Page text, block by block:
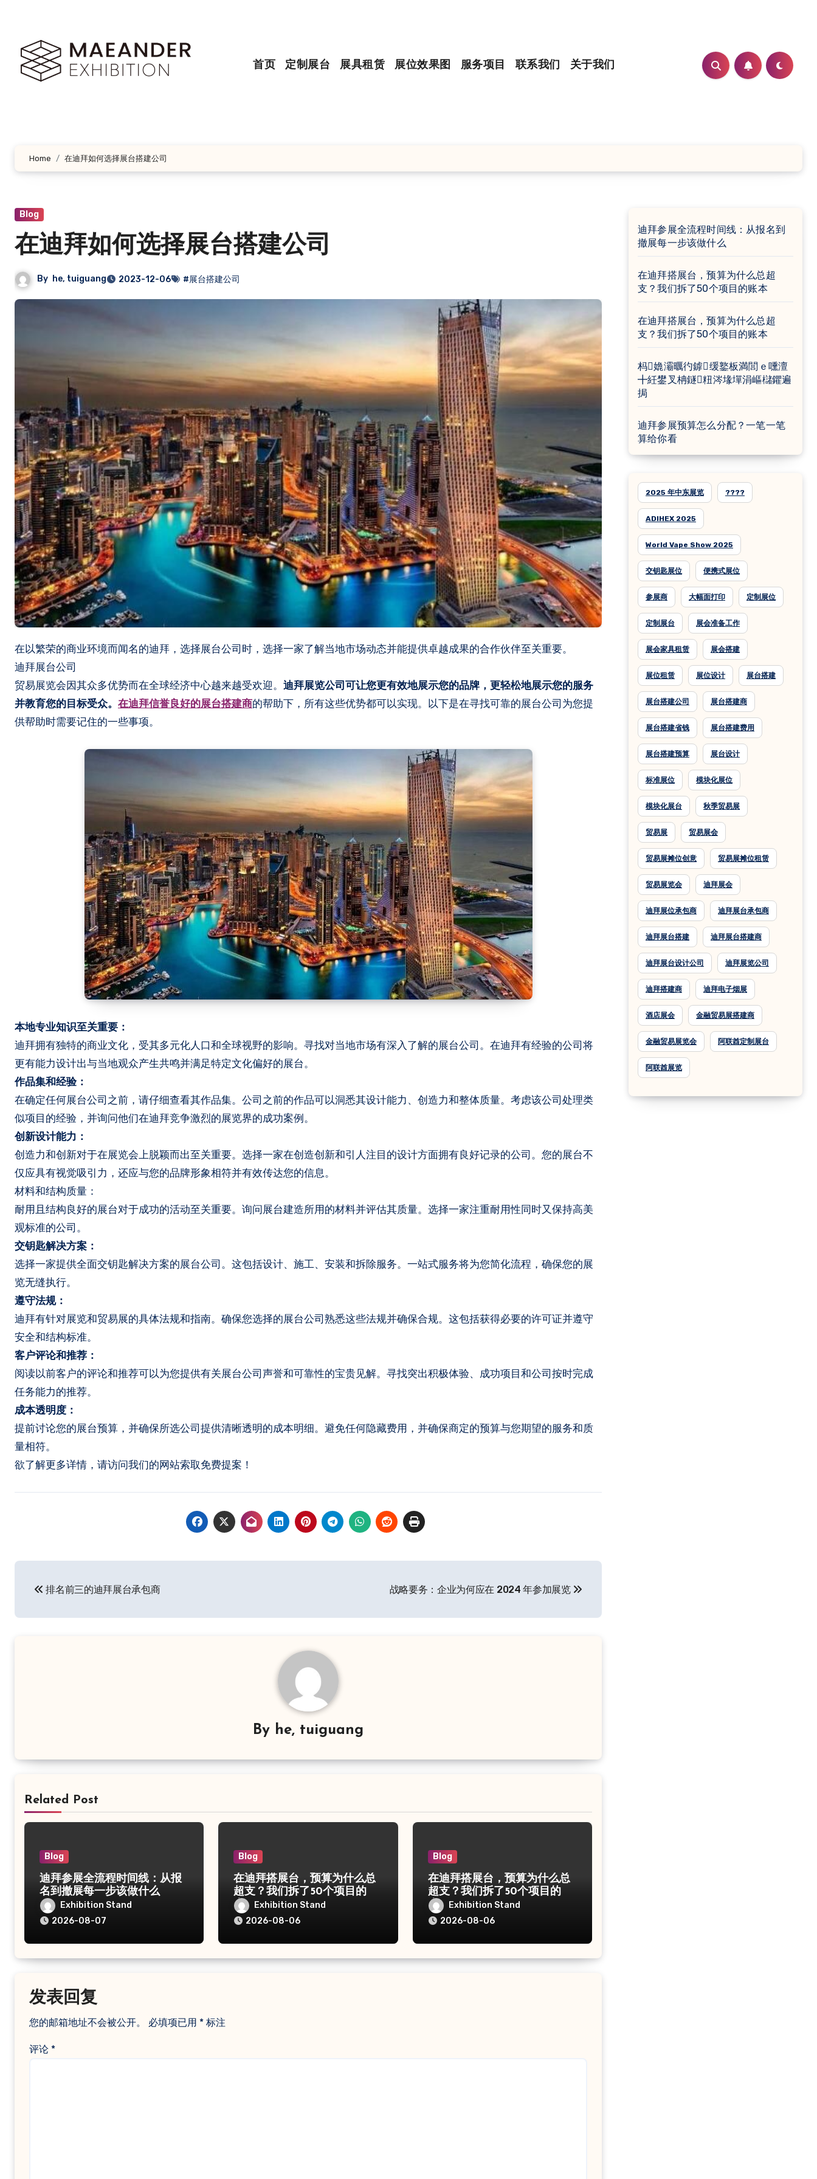
首页 定制展台 展具租赁 展位效果图 服务项目 联系我们 关于我们
Home 在迪拜如何选择展台搭建公司
Blog
在迪拜如何选择展台搭建公司
By he, tuiguang 2023-12-06 #展台搭建公司
在以繁荣的商业环境而闻名的迪拜，选择展台公司时，选择一家了解当地市场动态并能提供卓越成果的合作伙伴至关重要。
迪拜展台公司
贸易展览会因其众多优势而在全球经济中心越来越受欢迎。 迪拜展览公司可让您更有效地展示您的品牌，更轻松地展示您的服务
并教育您的目标受众。 在迪拜信誉良好的展台搭建商的帮助下，所有这些优势都可以实现。以下是在寻找可靠的展台公司为您提
供帮助时需要记住的一些事项。
本地专业知识至关重要：
迪拜拥有独特的商业文化，受其多元化人口和全球视野的影响。寻找对当地市场有深入了解的展台公司。在迪拜有经验的公司将
更有能力设计出与当地观众产生共鸣并满足特定文化偏好的展台。
作品集和经验：
在确定任何展台公司之前，请仔细查看其作品集。公司之前的作品可以洞悉其设计能力、创造力和整体质量。考虑该公司处理类
似项目的经验，并询问他们在迪拜竞争激烈的展览界的成功案例。
创新设计能力：
创造力和创新对于在展览会上脱颖而出至关重要。选择一家在创造创新和引人注目的设计方面拥有良好记录的公司。您的展台不
仅应具有视觉吸引力，还应与您的品牌形象相符并有效传达您的信息。
材料和结构质量：
耐用且结构良好的展台对于成功的活动至关重要。询问展台建造所用的材料并评估其质量。选择一家注重耐用性同时又保持高美
观标准的公司。
交钥匙解决方案：
选择一家提供全面交钥匙解决方案的展台公司。这包括设计、施工、安装和拆除服务。一站式服务将为您简化流程，确保您的展
览无缝执行。
遵守法规：
迪拜有针对展览和贸易展的具体法规和指南。确保您选择的展台公司熟悉这些法规并确保合规。这包括获得必要的许可证并遵守
安全和结构标准。
客户评论和推荐：
阅读以前客户的评论和推荐可以为您提供有关展台公司声誉和可靠性的宝贵见解。寻找突出积极体验、成功项目和公司按时完成
任务能力的推荐。
成本透明度：
提前讨论您的展台预算，并确保所选公司提供清晰透明的成本明细。避免任何隐藏费用，并确保商定的预算与您期望的服务和质
量相符。
欲了解更多详情，请访问我们的网站索取免费提案！
导
排名前三的迪拜展台承包商 战略要务：企业为何应在 2024 年参加展览
By he, tuiguang
Related Post
Blog
迪拜参展全流程时间线：从报
名到撤展每一步该做什么
Exhibition Stand
2026-08-07
Blog
在迪拜搭展台，预算为什么总
超支？我们拆了50个项目的账
本
Exhibition Stand
2026-08-06
Blog
在迪拜搭展台，预算为什么总
超支？我们拆了50个项目的账
本
Exhibition Stand
2026-08-06
发表回复
您的邮箱地址不会被公开。 必填项已用 * 标注
评论 *
迪拜参展全流程时间线：从报名到
撤展每一步该做什么
在迪拜搭展台，预算为什么总超
支？我们拆了50个项目的账本
在迪拜搭展台，预算为什么总超
支？我们拆了50个项目的账本
杩嫓灞曞彴鎼缓鐜板満閭ｅ嚑澶
╋紝鐢叉柟鐩粈涔堟墠涓嶇櫧鑺遍
挶
迪拜参展预算怎么分配？一笔一笔
算给你看
2025 年中东展览 ????
ADIHEX 2025
World Vape Show 2025
交钥匙展位 便携式展位
参展商 大幅面打印 定制展位
定制展台 展会准备工作
展会家具租赁 展会搭建
展位租赁 展位设计 展台搭建
展台搭建公司 展台搭建商
展台搭建省钱 展台搭建费用
展台搭建预算 展台设计
标准展位 模块化展位
模块化展台 秋季贸易展
贸易展 贸易展会
贸易展摊位创意 贸易展摊位租赁
贸易展览会 迪拜展会
迪拜展位承包商 迪拜展台承包商
迪拜展台搭建 迪拜展台搭建商
迪拜展台设计公司 迪拜展览公司
迪拜搭建商 迪拜电子烟展
酒店展会 金融贸易展搭建商
金融贸易展览会 阿联酋定制展台
阿联酋展览